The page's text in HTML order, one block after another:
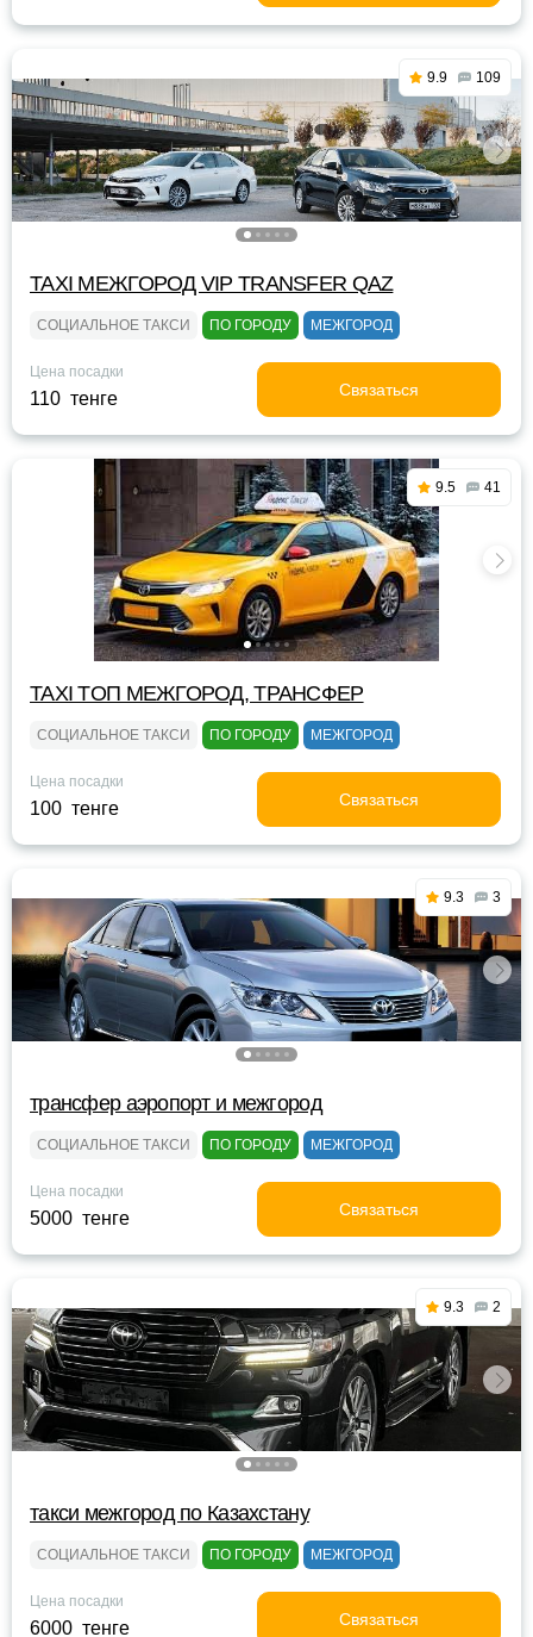
9.9 109
TAXI МЕЖГОРОД VIP TRANSFER QАZ
СОЦИАЛЬНОЕ ТАКСИ ПО ГОРОДУ МЕЖГОРОД
Цена посадки
110 тенге Связаться
9.5 41
TAXI TOП МЕЖГОРОД, ТРАНСФЕР
СОЦИАЛЬНОЕ ТАКСИ ПО ГОРОДУ МЕЖГОРОД
Цена посадки
100 тенге Связаться
9.3 3
трансфер аэропорт и межгород
СОЦИАЛЬНОЕ ТАКСИ ПО ГОРОДУ МЕЖГОРОД
Цена посадки
5000 тенге Связаться
9.3 2
такси межгород по Казахстану
СОЦИАЛЬНОЕ ТАКСИ ПО ГОРОДУ МЕЖГОРОД
Цена посадки
6000 тенге Связаться